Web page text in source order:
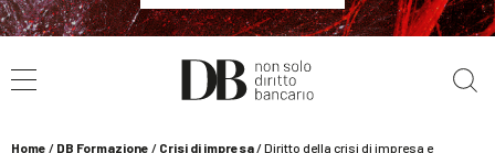
WEBINAR / 17 settembre
La governance dell’Intelligenza Artificiale
Home / DB Formazione / Crisi di impresa/Diritto della crisi di impresa e